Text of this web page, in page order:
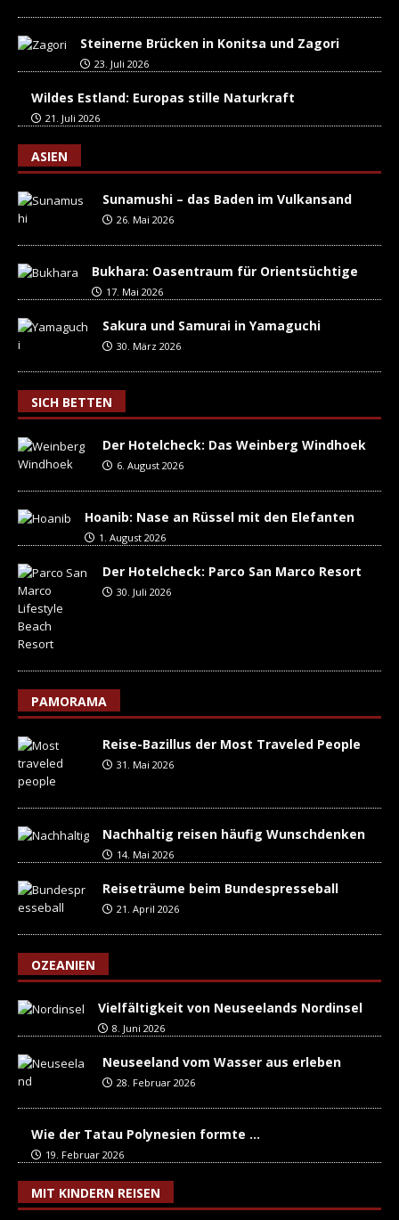
Steinerne Brücken in Konitsa und Zagori
23. Juli 2026
Wildes Estland: Europas stille Naturkraft
21. Juli 2026
ASIEN
Sunamushi – das Baden im Vulkansand
26. Mai 2026
Bukhara: Oasentraum für Orientsüchtige
17. Mai 2026
Sakura und Samurai in Yamaguchi
30. März 2026
SICH BETTEN
Der Hotelcheck: Das Weinberg Windhoek
6. August 2026
Hoanib: Nase an Rüssel mit den Elefanten
1. August 2026
Der Hotelcheck: Parco San Marco Resort
30. Juli 2026
PAMORAMA
Reise-Bazillus der Most Traveled People
31. Mai 2026
Nachhaltig reisen häufig Wunschdenken
14. Mai 2026
Reiseträume beim Bundespresseball
21. April 2026
OZEANIEN
Vielfältigkeit von Neuseelands Nordinsel
8. Juni 2026
Neuseeland vom Wasser aus erleben
28. Februar 2026
Wie der Tatau Polynesien formte …
19. Februar 2026
MIT KINDERN REISEN